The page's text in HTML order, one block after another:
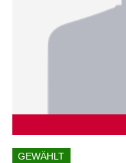
GEWÄHLT